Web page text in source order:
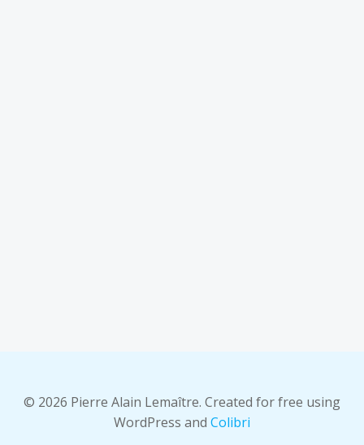
© 2026 Pierre Alain Lemaître. Created for free using
WordPress and Colibri